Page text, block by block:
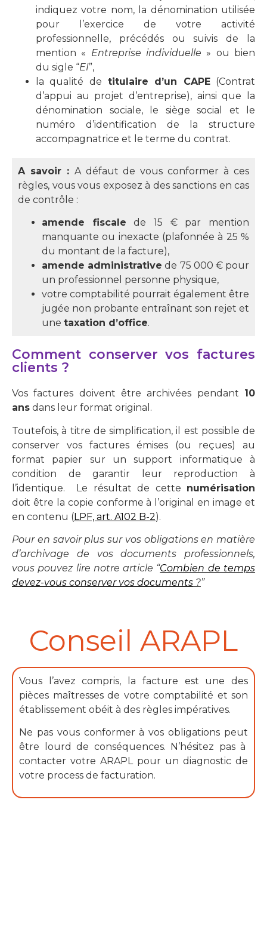
indiquez votre nom, la dénomination utilisée
pour l’exercice de votre activité
professionnelle, précédés ou suivis de la
mention « Entreprise individuelle » ou bien
du sigle “EI”,
la qualité de titulaire d’un CAPE(Contrat
d’appui au projet d’entreprise), ainsi que la
dénomination sociale, le siège social et le
numéro d’identification de la structure
accompagnatrice et le terme du contrat.
A savoir : A défaut de vous conformer à ces
règles, vous vous exposez à des sanctions en cas
de contrôle :
amende fiscale de 15 € par mention
manquante ou inexacte (plafonnée à 25 %
du montant de la facture),
amende administrative de 75 000 € pour
un professionnel personne physique,
votre comptabilité pourrait également être
jugée non probante entraînant son rejet et
une taxation d’office.
Comment conserver vos factures
clients ?
Vos factures doivent être archivées pendant 10
ans dans leur format original.
Toutefois, à titre de simplification, il est possible de
conserver vos factures émises (ou reçues) au
format papier sur un support informatique à
condition de garantir leur reproduction à
l’identique. Le résultat de cette numérisation
doit être la copie conforme à l’original en image et
en contenu (LPF, art. A102 B-2).
Pour en savoir plus sur vos obligations en matière
d’archivage de vos documents professionnels,
vous pouvez lire notre article “Combien de temps
devez-vous conserver vos documents ?”
Conseil ARAPL​
Vous l’avez compris, la facture est une des
pièces maîtresses de votre comptabilité et son
établissement obéit à des règles impératives.
Ne pas vous conformer à vos obligations peut
être lourd de conséquences. N’hésitez pas à
contacter votre ARAPL pour un diagnostic de
votre process de facturation.